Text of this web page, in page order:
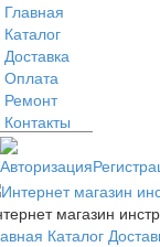
Главная
Каталог
Доставка
Оплата
Ремонт
Контакты
Авторизация
магазин
Каталог